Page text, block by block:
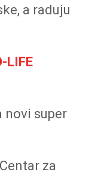
a raduju
LIFE
novi super
za